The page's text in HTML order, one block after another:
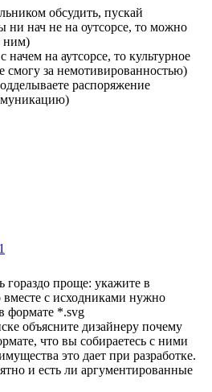
обсудить, пускай
ни нач не на оутсорсе, то можно
ним)
начем на аутсорсе, то культурное
смогу за немотивированностью)
распоряжение
проще: укажите в
вместе с исходниками нужно
формате *.svg
объясните дизайнеру почему
что вы собираетесь с ними
это дает при разработке.
и есть ли аргументированные